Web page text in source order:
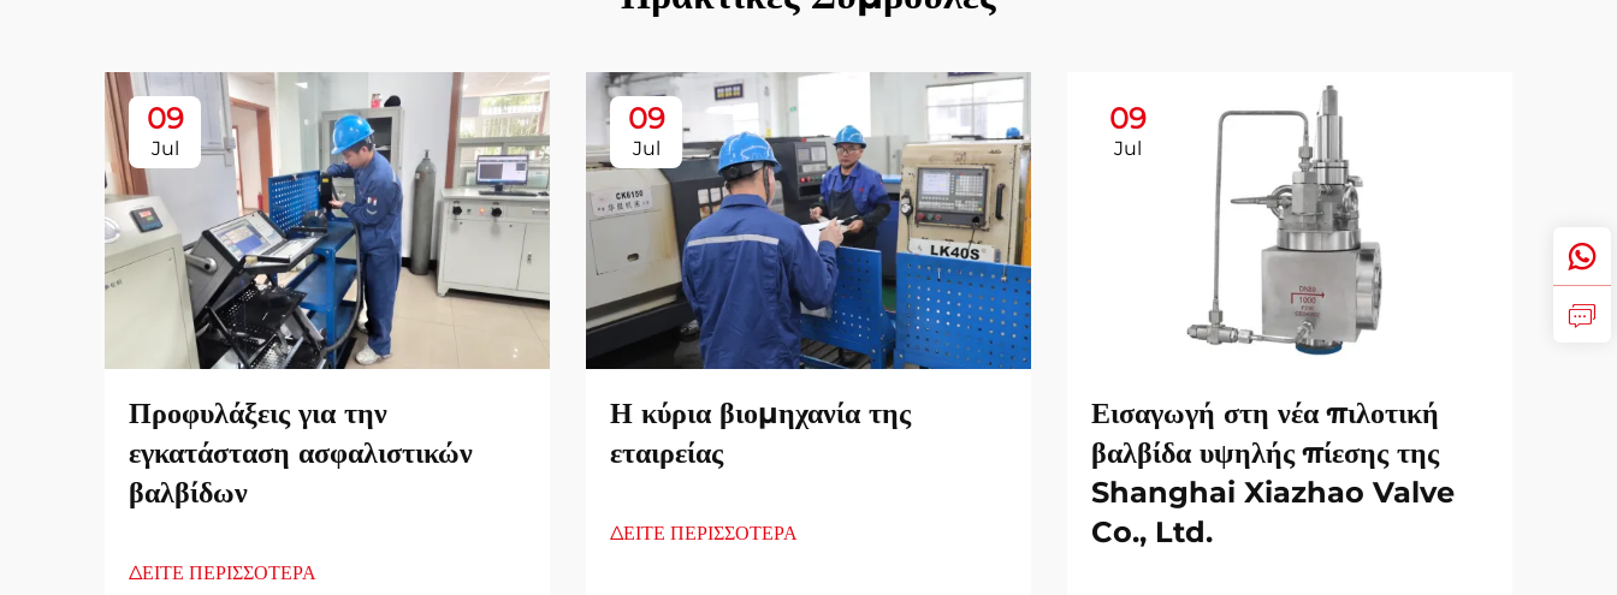
09
Jul
Προφυλάξεις για την
εγκατάσταση ασφαλιστικών
βαλβίδων
ΔΕΙΤΕ ΠΕΡΙΣΣΟΤΕΡΑ
09
Jul
Η κύρια βιομηχανία της
εταιρείας
ΔΕΙΤΕ ΠΕΡΙΣΣΟΤΕΡΑ
09
Jul
Εισαγωγή στη νέα πιλοτική
βαλβίδα υψηλής πίεσης της
Shanghai Xiazhao Valve
Co., Ltd.